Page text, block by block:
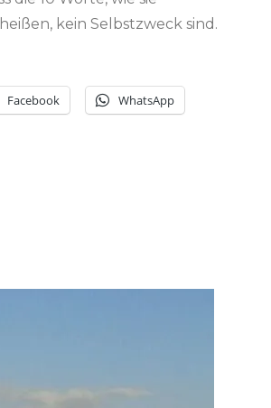
kein Selbstzweck sind.
Facebook WhatsApp